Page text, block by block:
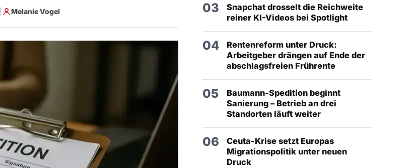
Melanie Vogel 03
Snapchat drosselt die Reichweite
reiner KI-Videos bei Spotlight
04
Rentenreform unter Druck:
Arbeitgeber drängen auf Ende der
abschlagsfreien Frührente
05
Baumann-Spedition beginnt
Sanierung – Betrieb an drei
Standorten läuft weiter
06
Ceuta-Krise setzt Europas
Migrationspolitik unter neuen
Druck